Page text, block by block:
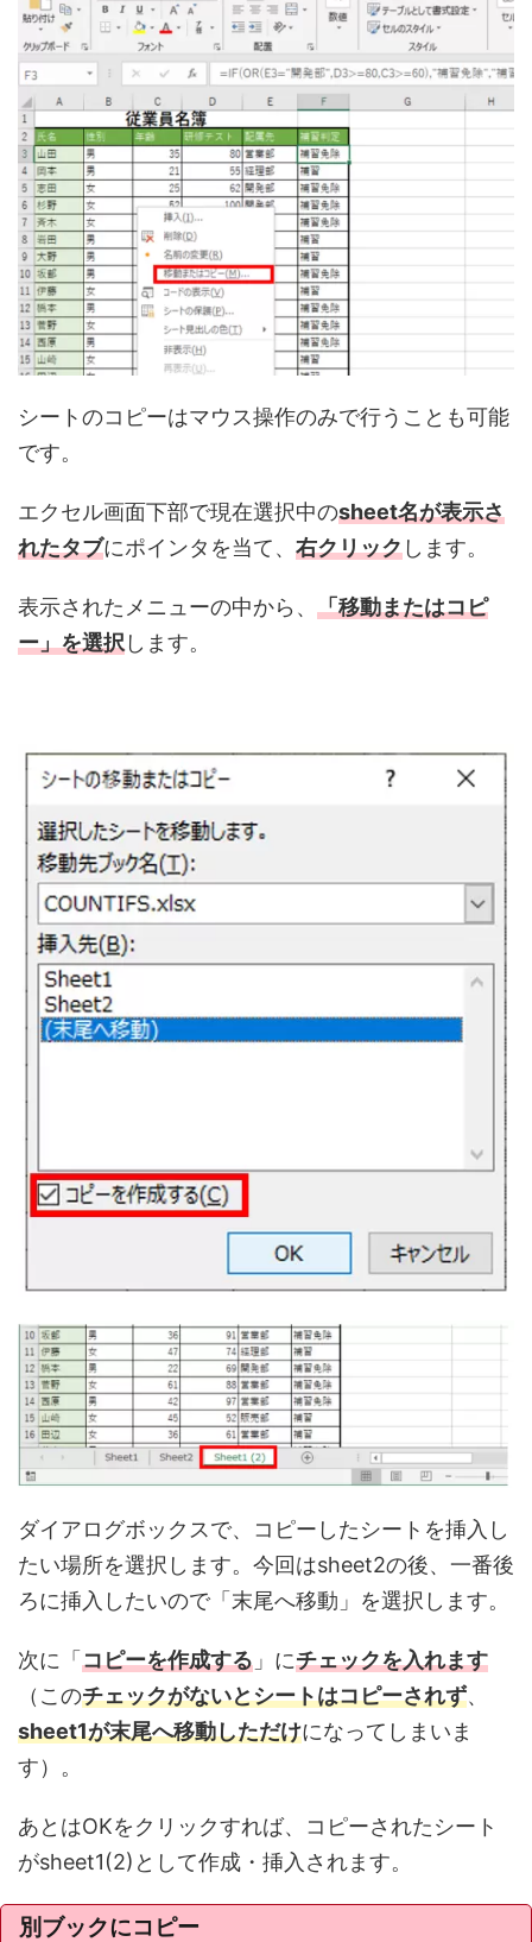
シートのコピーはマウス操作のみで行うことも可能
です。
エクセル画面下部で現在選択中のsheet名が表示さ
れたタブにポインタを当て、 右クリックします。
表示されたメニューの中から、 「移動またはコピ
ー」を選択します。
ダイアログボックスで、コピーしたシートを挿入し
たい場所を選択します。今回はsheet2の後、一番後
ろに挿入したいので「末尾へ移動」を選択します。
次に「コピーを作成する 」にチェックを入れます
（このチェックがないとシートはコピーされず、
sheet1が末尾へ移動しただけになってしまいま
す）。
あとはOKをクリックすれば、コピーされたシート
がsheet1(2)として作成・挿入されます。
別ブックにコピー